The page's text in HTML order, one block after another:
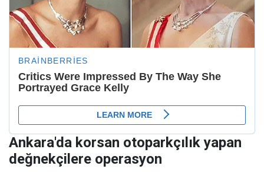
Ankara'da korsan otoparkçılık yapan
değnekçilere operasyon